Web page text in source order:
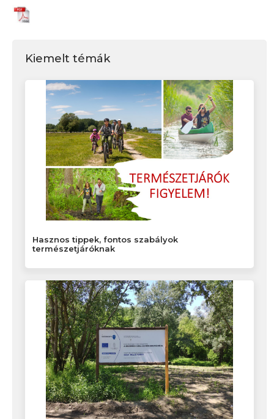
Kiemelt témák
Hasznos tippek, fontos szabályok
természetjáróknak